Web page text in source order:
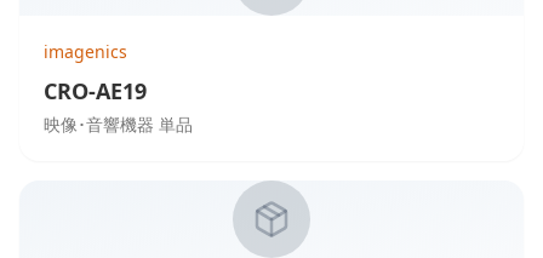
imagenics
CRO-AE19
映像･音響機器 単品